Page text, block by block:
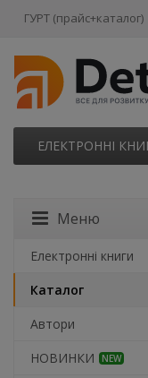
ГУРТ (прайс+каталог)
ЕЛЕКТРОННІ
Меню
Електронні книги
Каталог
Автори
НОВИНКИ
NEW